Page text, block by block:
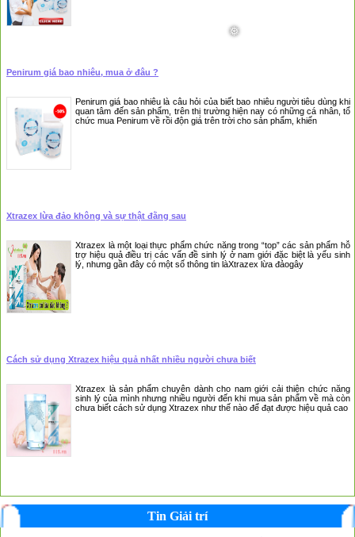
Penirum giá bao nhiêu, mua ở đâu ?
Penirum giá bao nhiêu là câu hỏi của biết bao nhiêu người tiêu dùng khi
quan tâm đến sản phẩm, trên thị trường hiện nay có những cá nhân, tổ
chức mua Penirum về rồi độn giá trên trời cho sản phẩm, khiến
Xtrazex lừa đảo không và sự thật đằng sau
Xtrazex là một loại thực phẩm chức năng trong “top” các sản phẩm hỗ
trợ hiệu quả điều trị các vấn đề sinh lý ở nam giới đặc biệt là yếu sinh
lý, nhưng gần đây có một số thông tin làXtrazex lừa đảogây
Cách sử dụng Xtrazex hiệu quả nhất nhiều người chưa biết
Xtrazex là sản phẩm chuyên dành cho nam giới cải thiện chức năng
sinh lý của mình nhưng nhiều người đến khi mua sản phẩm về mà còn
chưa biết cách sử dụng Xtrazex như thế nào để đạt được hiệu quả cao
Tin Giải trí